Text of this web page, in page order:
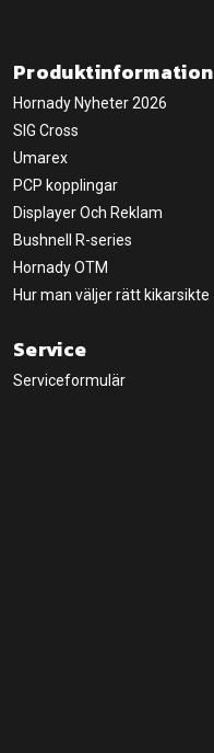
Produktinformation
Hornady Nyheter 2026
SIG Cross
Umarex
PCP kopplingar
Displayer Och Reklam
Bushnell R-series
Hornady OTM
Hur man väljer rätt kikarsikte
Service
Serviceformulär